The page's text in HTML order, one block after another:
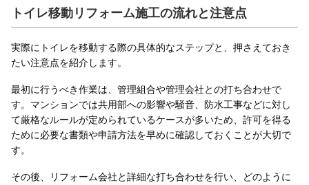
トイレ移動リフォーム施工の流れと注意点
実際にトイレを移動する際の具体的なステップと、押さえておき
たい注意点を紹介します。
最初に行うべき作業は、管理組合や管理会社との打ち合わせで
す。マンションでは共用部への影響や騒音、防水工事などに対し
て厳格なルールが定められているケースが多いため、許可を得る
ために必要な書類や申請方法を早めに確認しておくことが大切で
す。
その後、リフォーム会社と詳細な打ち合わせを行い、どのように